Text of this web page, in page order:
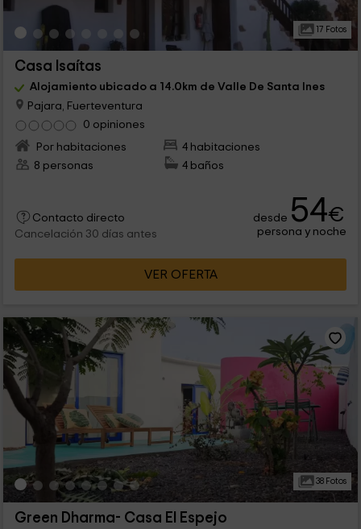
17 Fotos
Casa Isaítas
Alojamiento ubicado a 14.0km de Valle De Santa Ines
Pajara, Fuerteventura
0 opiniones
Por habitaciones
4 habitaciones
8 personas
4 baños
Contacto directo
Cancelación 30 días antes
desde 54€
persona y noche
VER OFERTA
38 Fotos
Green Dharma- Casa El Espejo